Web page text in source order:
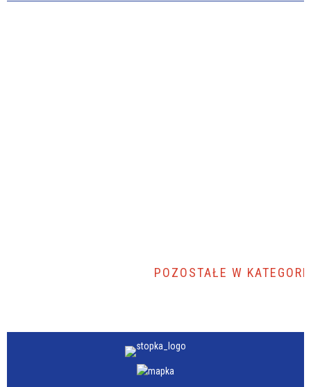
POZOSTAŁE W KATEGORII